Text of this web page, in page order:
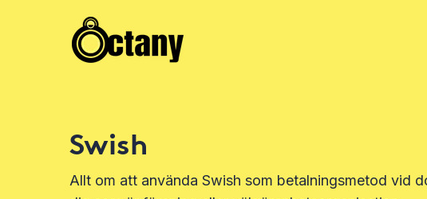
Swish
Allt om att använda Swish som betalningsmetod vid